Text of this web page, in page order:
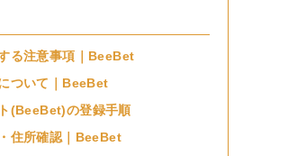
る注意事項｜BeeBet
ついて｜BeeBet
(BeeBet)の登録手順
住所確認｜BeeBet